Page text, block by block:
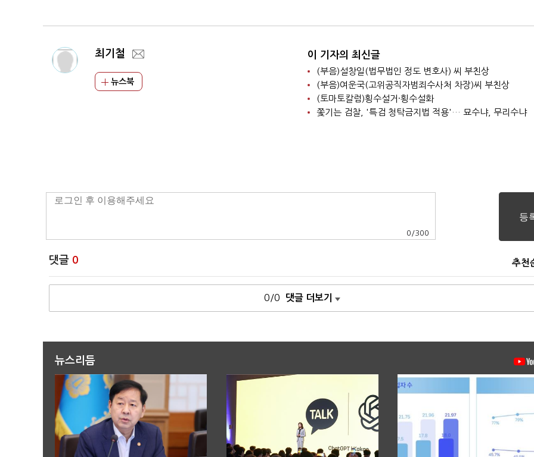
최기철
뉴스북
이 기자의 최신글
(부음)설창일(법무법인 정도 변호사) 씨 부친상
(부음)여운국(고위공직자범죄수사처 차장)씨 부친상
(토마토칼럼)횡수설거·횡수설화
쫓기는 검찰, '특검 청탁금지법 적용'… 묘수냐, 무리수냐
0 /300
댓글 0 추천
0/0 댓글 더보기
뉴스리듬